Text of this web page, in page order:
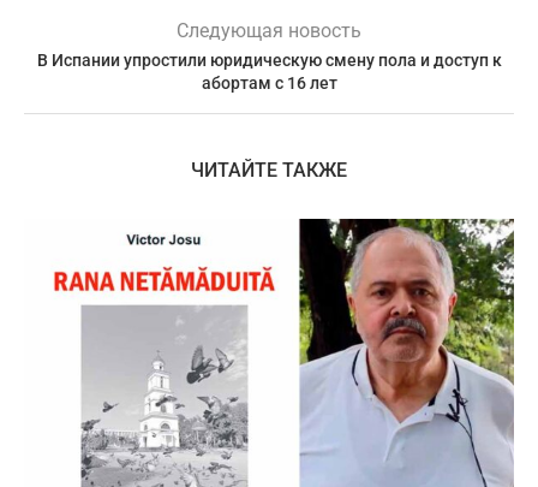
Следующая новость
В Испании упростили юридическую смену пола и доступ к
абортам с 16 лет
ЧИТАЙТЕ ТАКЖЕ